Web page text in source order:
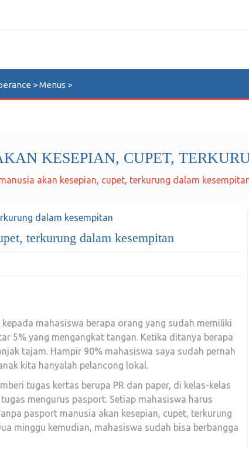
> Menus >
KESEPIAN, CUPET,
akan kesepian, cupet, terkurung dalam
terkurung dalam kesempitan
mahasiswa berapa orang yang sudah memiliki
5% yang mengangkat tangan. Ketika ditanya berapa
tajam. Hampir 90% mahasiswa saya sudah pernah
kita hanyalah pelancong lokal.
tugas kertas berupa PR dan paper, di kelas-kelas
mengurus pasport. Setiap mahasiswa harus
pasport manusia akan kesepian, cupet, terkurung
minggu kemudian, mahasiswa sudah bisa berbangga